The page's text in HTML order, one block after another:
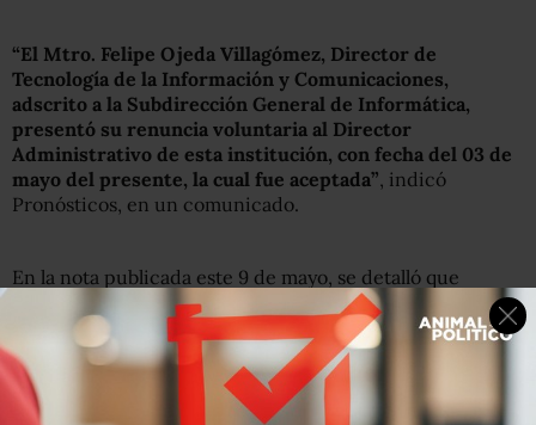
“El Mtro. Felipe Ojeda Villagómez, Director de
Tecnología de la Información y Comunicaciones,
adscrito a la Subdirección General de Informática,
presentó su renuncia voluntaria al Director
Administrativo de esta institución, con fecha del 03 de
mayo del presente, la cual fue aceptada”, indicó
Pronósticos, en un comunicado.
En la nota publicada este 9 de mayo, se detalló que
además de Felipe Ojeda, el subdirector general de
Finanzas y Sistemas en la Lotería Nacional (Lotenal),
Fernando Ojeda Villagómez, tiene a otro hermano
ocupando un cargo de dirección en la institución.